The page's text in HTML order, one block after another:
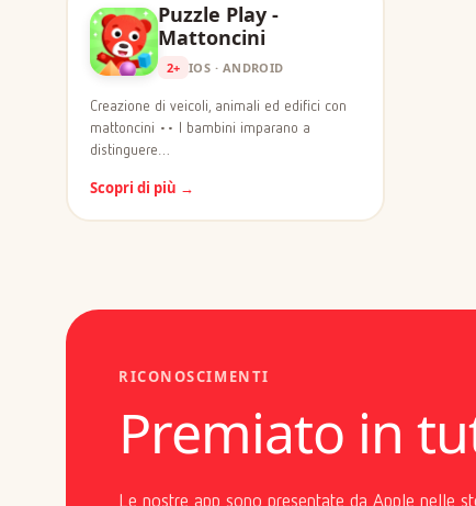
Puzzle Play -
Mattoncini
2+ IOS · ANDROID
Creazione di veicoli, animali ed edifici con
mattoncini •• I bambini imparano a
distinguere…
Scopri di più →
RICONOSCIMENTI
Premiato in
Le nostre app sono presentate da Apple nelle